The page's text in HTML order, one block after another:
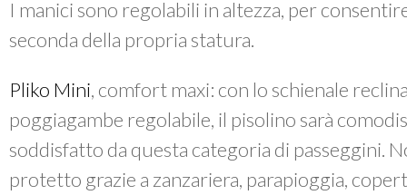
I manici sono regolabili in altezza, per
seconda della propria statura.
Pliko Mini, comfort maxi: con lo schienale
poggiagambe regolabile, il pisolino sarà
soddisfatto da questa categoria di passeggini.
protetto grazie a zanzariera, parapioggia,